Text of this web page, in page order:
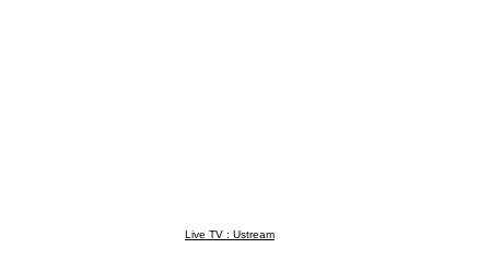
Live TV : Ustream